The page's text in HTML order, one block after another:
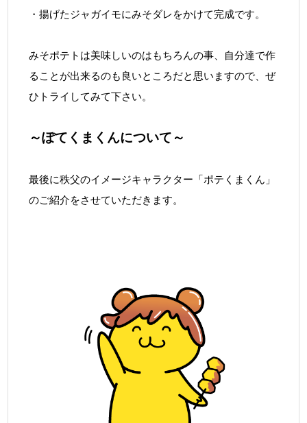
・揚げたジャガイモにみそダレをかけて完成です。
みそポテトは美味しいのはもちろんの事、自分達で作
ることが出来るのも良いところだと思いますので、ぜ
ひトライしてみて下さい。
～ぽてくまくんについて～
最後に秩父のイメージキャラクター「ポテくまくん」
のご紹介をさせていただきます。